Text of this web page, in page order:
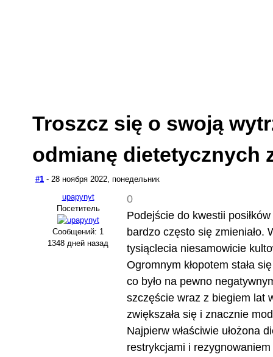
Troszcz się o swoją
odmianę dietetycznych
#1 - 28 ноября 2022, понедельник
upapynyt
Посетитель
Сообщений: 1
1348 дней назад
0
Podejście do kwestii
bardzo często się zmieniało.
tysiąclecia niesamowicie
Ogromnym kłopotem stała
co było na pewno
szczęście wraz z biegiem lat
zwiększała się i znacznie
Najpierw właściwie ułożona
restrykcjami i